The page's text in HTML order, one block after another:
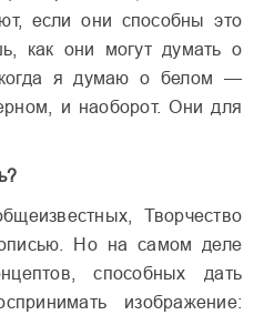
если они способны это
как они могут думать о
я думаю о белом —
и наоборот. Они для
Творчество
Но на самом деле
способных дать
изображение: